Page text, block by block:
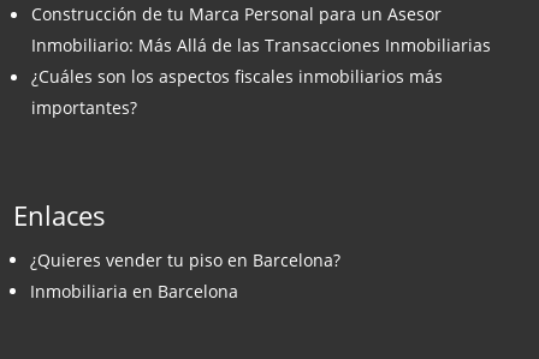
Construcción de tu Marca Personal para un Asesor
Inmobiliario: Más Allá de las Transacciones Inmobiliarias
¿Cuáles son los aspectos fiscales inmobiliarios más
importantes?
Enlaces
¿Quieres vender tu piso en Barcelona?
Inmobiliaria en Barcelona